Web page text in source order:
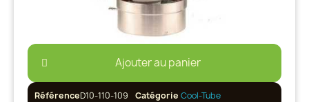
Ajouter au panier
RéférenceD10-110-109 Catégorie Cool-Tube